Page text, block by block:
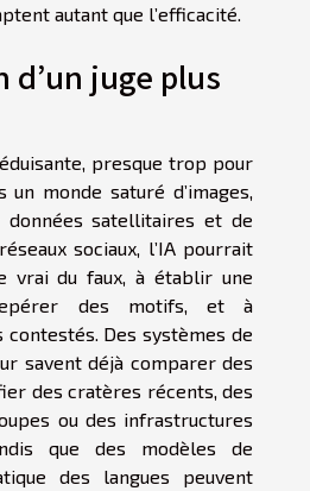
autant que l’efficacité.
d’un juge plus
presque trop pour
monde saturé d’images,
données satellitaires et de
sociaux, l’IA pourrait
vrai du faux, à établir une
des motifs, et à
Des systèmes de
savent déjà comparer des
des cratères récents, des
ou des infrastructures
que des modèles de
des langues peuvent